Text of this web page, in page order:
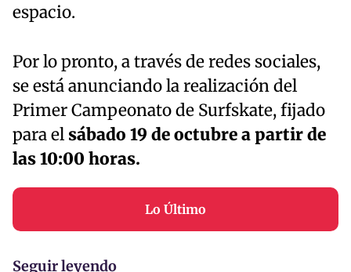
espacio.
Por lo pronto, a través de redes sociales,
se está anunciando la realización del
Primer Campeonato de Surfskate, fijado
para el sábado 19 de octubre a partir de
las 10:00 horas.
Lo Último
Seguir leyendo